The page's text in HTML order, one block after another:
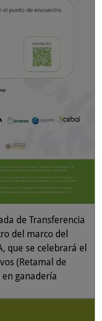
de Transferencia
del marco del
que se celebrará el
(Retamal de
ganadería